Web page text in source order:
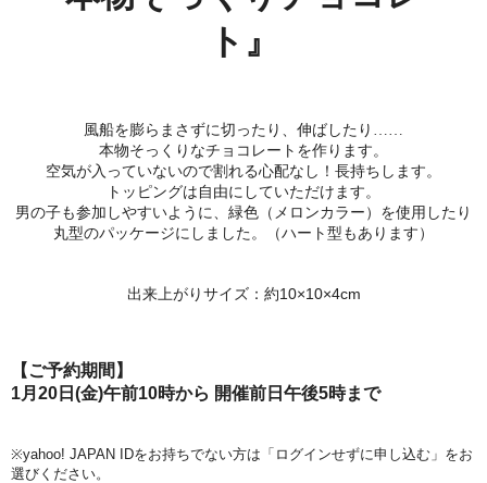
ト』
風船を膨らまさずに切ったり、伸ばしたり……
本物そっくりなチョコレートを作ります。
空気が入っていないので割れる心配なし！長持ちします。
トッピングは自由にしていただけます。
男の子も参加しやすいように、緑色（メロンカラー）を使用したり
丸型のパッケージにしました。（ハート型もあります）
出来上がりサイズ：約10×10×4cm
【ご予約期間】
1月20日(金)午前10時から 開催前日午後5時まで
※yahoo! JAPAN IDをお持ちでない方は「ログインせずに申し込む」をお
選びください。